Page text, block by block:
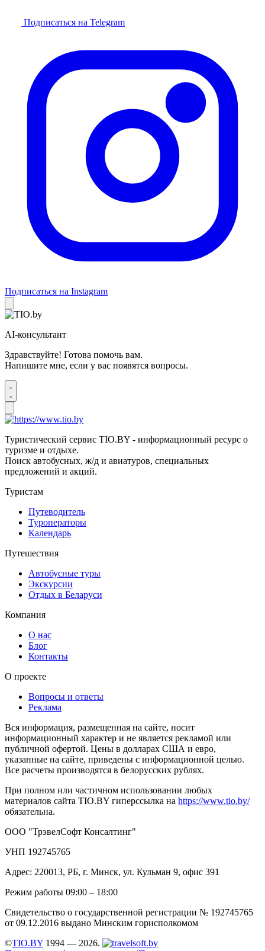
Подписаться на Telegram
Подписаться на Instagram
AI-консультант
Здравствуйте! Готова помочь вам.
Напишите мне, если у вас появятся вопросы.
Туристический сервис TIO.BY - информационный ресурс о
туризме и отдыхе.
Поиск автобусных, ж/д и авиатуров, специальных
предложений и акций.
Туристам
Путеводитель
Туроператоры
Календарь
Путешествия
Автобусные туры
Экскурсии
Отдых в Беларуси
Компания
О нас
Блог
Контакты
О проекте
Вопросы и ответы
Реклама
Вся информация, размещенная на сайте, носит
информационный характер и не является рекламой или
публичной офертой. Цены в долларах США и евро,
указанные на сайте, приведены с информационной целью.
Все расчеты производятся в белорусских рублях.
При полном или частичном использовании любых
материалов сайта TIO.BY гиперссылка на https://www.tio.by/
обязательна.
ООО "ТрэвелСофт Консалтинг"
УНП 192745765
Адрес: 220013, РБ, г. Минск, ул. Кульман 9, офис 391
Режим работы 09:00 – 18:00
Свидетельство о государственной регистрации № 192745765
от 09.12.2016 выдано Минским горисполкомом
©TIO.BY 1994 — 2026.